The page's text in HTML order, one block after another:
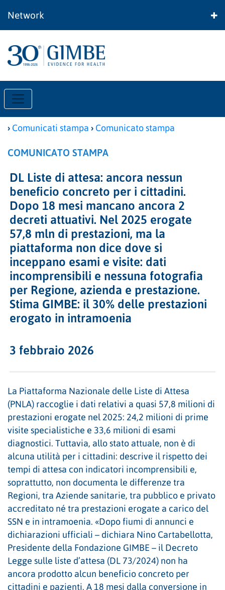
Network
› Comunicati stampa › Comunicato stampa
COMUNICATO STAMPA
DL Liste di attesa: ancora nessun
beneficio concreto per i cittadini.
Dopo 18 mesi mancano ancora 2
decreti attuativi. Nel 2025 erogate
57,8 mln di prestazioni, ma la
piattaforma non dice dove si
inceppano esami e visite: dati
incomprensibili e nessuna fotografia
per Regione, azienda e prestazione.
Stima GIMBE: il 30% delle prestazioni
erogato in intramoenia
3 febbraio 2026
La Piattaforma Nazionale delle Liste di Attesa
(PNLA) raccoglie i dati relativi a quasi 57,8 milioni di
prestazioni erogate nel 2025: 24,2 milioni di prime
visite specialistiche e 33,6 milioni di esami
diagnostici. Tuttavia, allo stato attuale, non è di
alcuna utilità per i cittadini: descrive il rispetto dei
tempi di attesa con indicatori incomprensibili e,
soprattutto, non documenta le differenze tra
Regioni, tra Aziende sanitarie, tra pubblico e privato
accreditato né tra prestazioni erogate a carico del
SSN e in intramoenia. «Dopo fiumi di annunci e
dichiarazioni ufficiali – dichiara Nino Cartabellotta,
Presidente della Fondazione GIMBE – il Decreto
Legge sulle liste d’attesa (DL 73/2024) non ha
ancora prodotto alcun beneficio concreto per
cittadini e pazienti. A 18 mesi dalla conversione in